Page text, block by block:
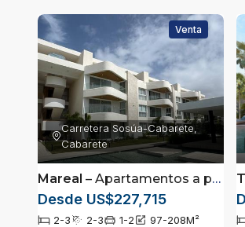
Venta
Carretera Sosúa-Cabarete,
Cabarete
Mareal – Apartamentos a pasos de la playa ubicados en Cabarete, Puerto Plata
Desde US$227,715
2-3 2-3 1-2 97-208M²